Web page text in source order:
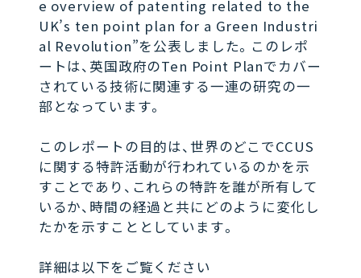
e overview of patenting related to the
UK’s ten point plan for a Green Industri
al Revolution”を公表しました。このレポ
ートは、英国政府のTen Point Planでカバー
されている技術に関連する一連の研究の一
部となっています。
このレポートの目的は、世界のどこでCCUS
に関する特許活動が行われているのかを示
すことであり、これらの特許を誰が所有して
いるか、時間の経過と共にどのように変化し
たかを示すこととしています。
詳細は以下をご覧ください